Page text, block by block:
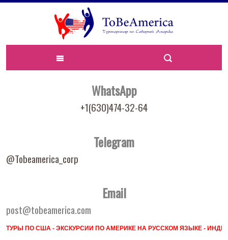
WhatsApp
+1(630)474-32-64
Telegram
@Tobeamerica_corp
Email
post@tobeamerica.com
ТУРЫ ПО США - ЭКСКУРСИИ ПО АМЕРИКЕ НА РУССКОМ ЯЗЫКЕ -